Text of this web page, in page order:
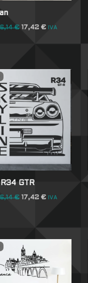
€ 17,42€ IVA
GTR
€ 17,42€ IVA